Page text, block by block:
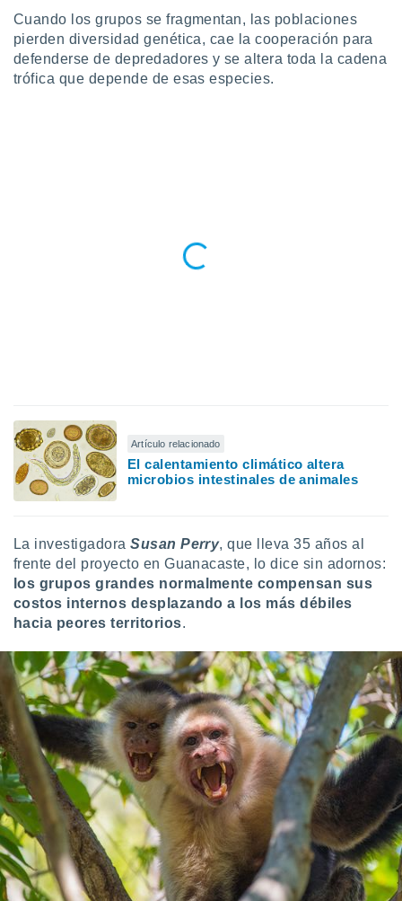
Cuando los grupos se fragmentan, las poblaciones
pierden diversidad genética, cae la cooperación para
defenderse de depredadores y se altera toda la cadena
trófica que depende de esas especies.
Artículo relacionado
El calentamiento climático altera
microbios intestinales de animales
La investigadora Susan Perry, que lleva 35 años al
frente del proyecto en Guanacaste, lo dice sin adornos:
los grupos grandes normalmente compensan sus
costos internos desplazando a los más débiles
hacia peores territorios.